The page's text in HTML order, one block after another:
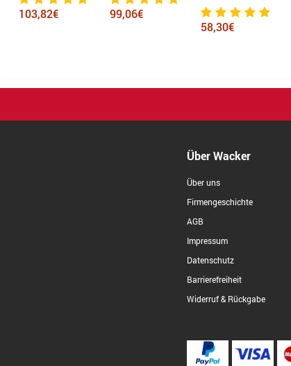
103,82€ 99,06€
58,30€
Über Wacker
Über uns
Firmengeschichte
AGB
Impressum
Datenschutz
Barrierefreiheit
Widerruf & Rückgabe